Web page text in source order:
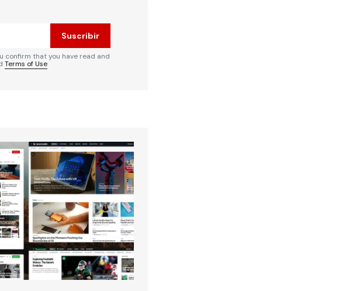
Suscribir
confirm that you have read and
Terms of Use